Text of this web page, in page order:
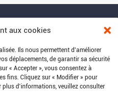
aux cookies
Ils nous permettent d'améliorer
déplacements, de garantir sa sécurité
« Accepter », vous consentez à
fins. Cliquez sur « Modifier » pour
plus d'informations, veuillez consulter